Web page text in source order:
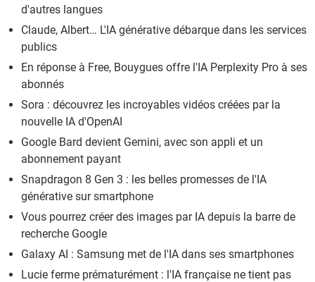
d'autres langues
Claude, Albert… L'IA générative débarque dans les services
publics
En réponse à Free, Bouygues offre l'IA Perplexity Pro à ses
abonnés
Sora : découvrez les incroyables vidéos créées par la
nouvelle IA d'OpenAI
Google Bard devient Gemini, avec son appli et un
abonnement payant
Snapdragon 8 Gen 3 : les belles promesses de l'IA
générative sur smartphone
Vous pourrez créer des images par IA depuis la barre de
recherche Google
Galaxy AI : Samsung met de l'IA dans ses smartphones
Lucie ferme prématurément : l'IA française ne tient pas